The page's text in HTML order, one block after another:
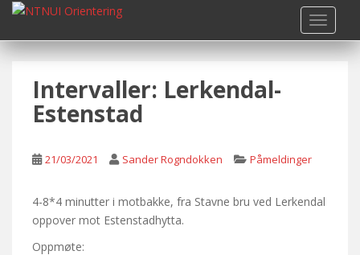
i
Intervaller: Lerkendal-
Estenstad
21/03/2021 Sander Rogndokken Påmeldinger
4-8*4 minutter i motbakke, fra Stavne bru ved Lerkendal
oppover mot Estenstadhytta.
Oppmøte: